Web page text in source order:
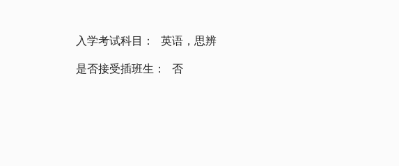
入学考试科目： 英语，思辨
是否接受插班生： 否